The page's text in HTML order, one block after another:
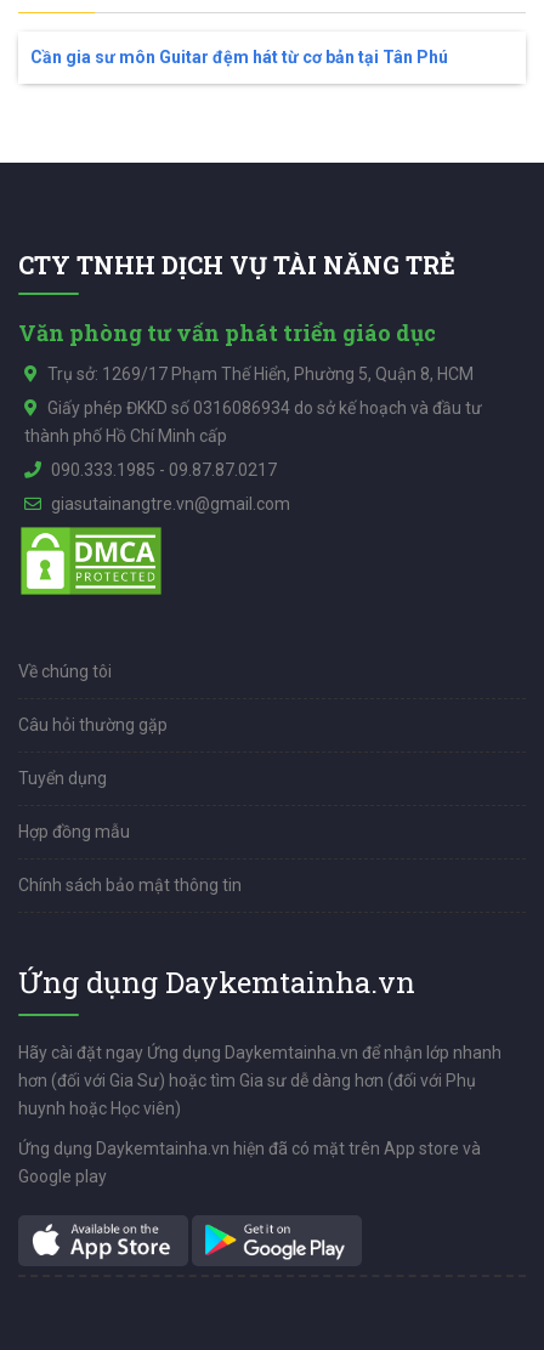
Cần gia sư môn Guitar đệm hát từ cơ bản tại Tân Phú
CTY TNHH DỊCH VỤ TÀI NĂNG TRẺ
Văn phòng tư vấn phát triển giáo dục
Trụ sở: 1269/17 Phạm Thế Hiển, Phường 5, Quận 8, HCM
Giấy phép ĐKKD số 0316086934 do sở kế hoạch và đầu tư
thành phố Hồ Chí Minh cấp
090.333.1985 - 09.87.87.0217
giasutainangtre.vn@gmail.com
Về chúng tôi
Câu hỏi thường gặp
Tuyển dụng
Hợp đồng mẫu
Chính sách bảo mật thông tin
Ứng dụng Daykemtainha.vn
Hãy cài đặt ngay Ứng dụng Daykemtainha.vn để nhận lớp nhanh
hơn (đối với Gia Sư) hoặc tìm Gia sư dễ dàng hơn (đối với Phụ
huynh hoặc Học viên)
Ứng dụng Daykemtainha.vn hiện đã có mặt trên App store và
Google play